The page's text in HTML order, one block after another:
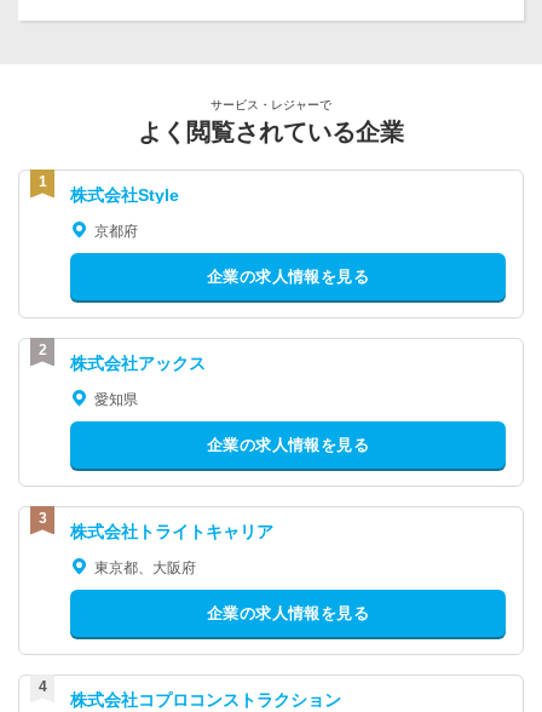
サービス・レジャーで
よく閲覧されている企業
株式会社Style
京都府
企業の求人情報を見る
株式会社アックス
愛知県
企業の求人情報を見る
株式会社トライトキャリア
東京都、大阪府
企業の求人情報を見る
株式会社コプロコンストラクション